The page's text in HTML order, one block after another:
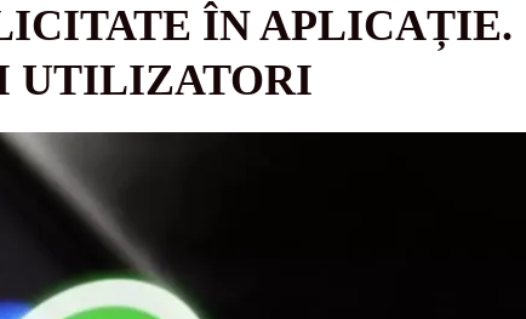
ÎN APLICAȚIE.
UTILIZATORI